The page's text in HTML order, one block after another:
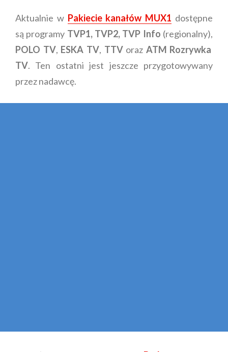
Aktualnie w Pakiecie kanałów MUX1 dostępne
są programy TVP1, TVP2, TVP Info (regionalny),
POLO TV, ESKA TV, TTVoraz ATM Rozrywka
TV. Ten ostatni jest jeszcze przygotowywany
przez nadawcę.